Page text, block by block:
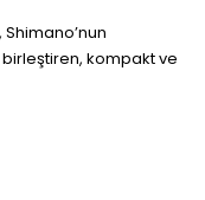
kompakt ve